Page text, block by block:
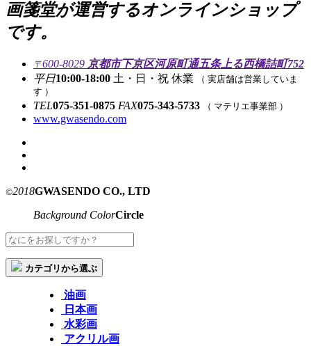
画箋堂が運営するオンラインショップ
です。
〒600-8029 京都市下京区河原町通五条上る西橋詰町752
平日10:00-18:00 土・日・祝 休業 （ 実店舗は営業していま
す ）
TEL075-351-0875 FAX075-343-5733 （ マテリエ事業部 ）
www.gwasendo.com
©2018GWASENDO CO., LTD
Background ColorCircle
カテゴリから選ぶ
油画
日本画
水彩画
アクリル画